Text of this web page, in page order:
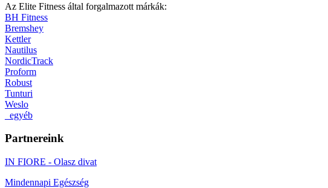
Az Elite Fitness által forgalmazott márkák:
BH Fitness
Bremshey
Kettler
Nautilus
NordicTrack
Proform
Robust
Tunturi
Weslo
_egyéb
Partnereink
IN FIORE - Olasz divat
Mindennapi Egészség